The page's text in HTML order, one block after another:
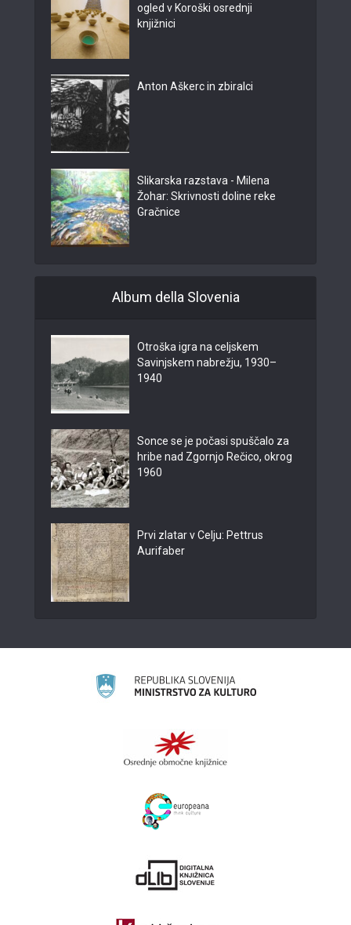
ogled v Koroški osrednji
knjižnici
Anton Aškerc in zbiralci
Slikarska razstava - Milena
Žohar: Skrivnosti doline reke
Gračnice
Album della Slovenia
Otroška igra na celjskem
Savinjskem nabrežju, 1930–
1940
Sonce se je počasi spuščalo za
hribe nad Zgornjo Rečico, okrog
1960
Prvi zlatar v Celju: Pettrus
Aurifaber